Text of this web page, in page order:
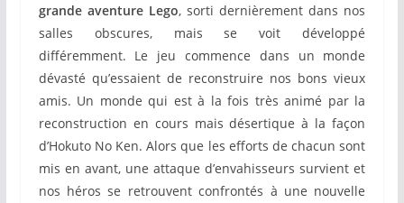
grande aventure Lego, sorti dernièrement dans nos
salles obscures, mais se voit développé
différemment. Le jeu commence dans un monde
dévasté qu’essaient de reconstruire nos bons vieux
amis. Un monde qui est à la fois très animé par la
reconstruction en cours mais désertique à la façon
d’Hokuto No Ken. Alors que les efforts de chacun sont
mis en avant, une attaque d’envahisseurs survient et
nos héros se retrouvent confrontés à une nouvelle